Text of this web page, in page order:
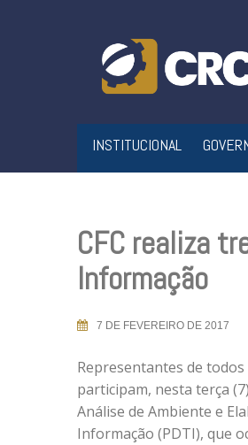
INSTITUCIONAL
CFC realiza
Informação
7 DE FEVEREIRO DE 2017
Representantes de
participam, nesta terça
Análise de Ambiente e
Informação (PDTI), que